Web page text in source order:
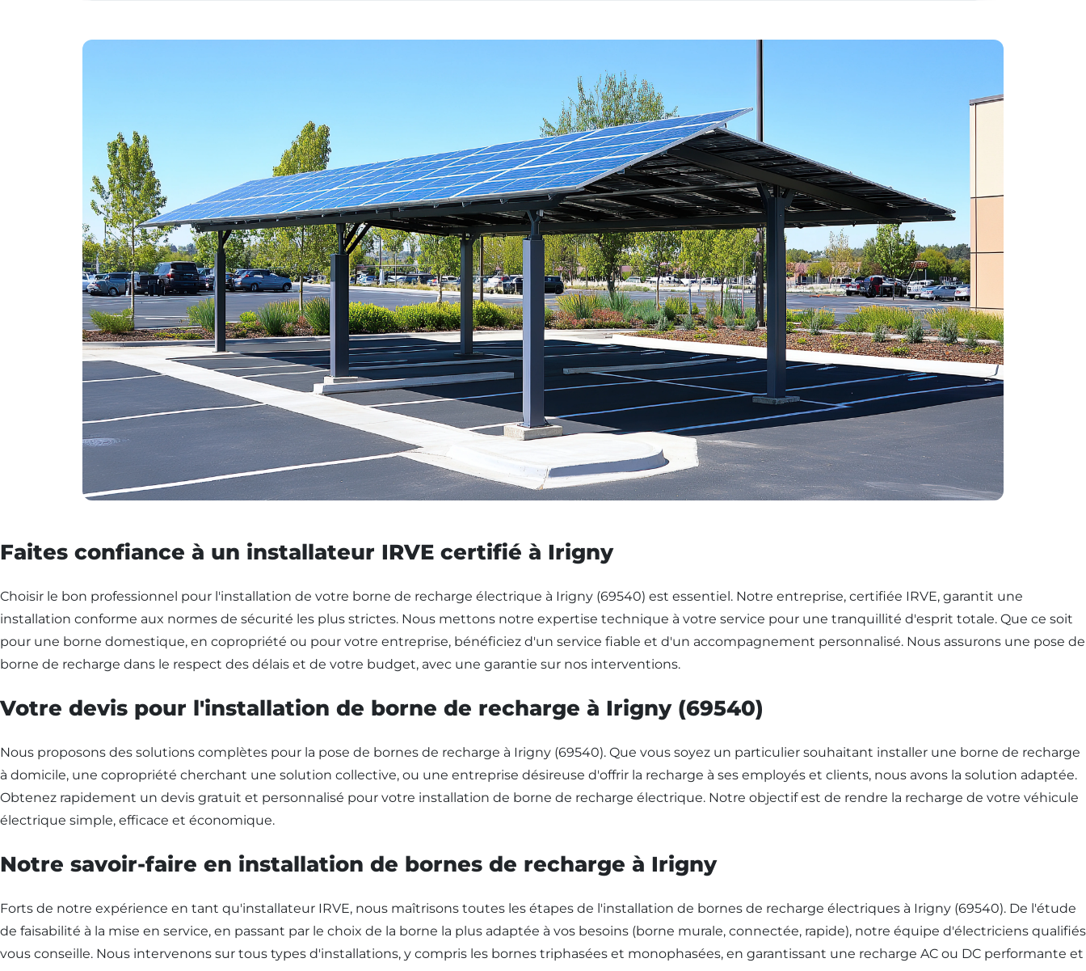
Faites confiance à un installateur IRVE certifié à Irigny
Choisir le bon professionnel pour l'installation de votre borne de recharge électrique à Irigny (69540) est essentiel. Notre entreprise, certifiée IRVE, garantit une
installation conforme aux normes de sécurité les plus strictes. Nous mettons notre expertise technique à votre service pour une tranquillité d'esprit totale. Que ce soit
pour une borne domestique, en copropriété ou pour votre entreprise, bénéficiez d'un service fiable et d'un accompagnement personnalisé. Nous assurons une pose de
borne de recharge dans le respect des délais et de votre budget, avec une garantie sur nos interventions.
Votre devis pour l'installation de borne de recharge à Irigny (69540)
Nous proposons des solutions complètes pour la pose de bornes de recharge à Irigny (69540). Que vous soyez un particulier souhaitant installer une borne de recharge
à domicile, une copropriété cherchant une solution collective, ou une entreprise désireuse d'offrir la recharge à ses employés et clients, nous avons la solution adaptée.
Obtenez rapidement un devis gratuit et personnalisé pour votre installation de borne de recharge électrique. Notre objectif est de rendre la recharge de votre véhicule
électrique simple, efficace et économique.
Notre savoir-faire en installation de bornes de recharge à Irigny
Forts de notre expérience en tant qu'installateur IRVE, nous maîtrisons toutes les étapes de l'installation de bornes de recharge électriques à Irigny (69540). De l'étude
de faisabilité à la mise en service, en passant par le choix de la borne la plus adaptée à vos besoins (borne murale, connectée, rapide), notre équipe d'électriciens qualifiés
vous conseille. Nous intervenons sur tous types d'installations, y compris les bornes triphasées et monophasées, en garantissant une recharge AC ou DC performante et